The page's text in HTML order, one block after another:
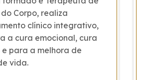
Corpo, realiza
clínico integrativo,
a cura emocional, cura
para a melhora de
vida.